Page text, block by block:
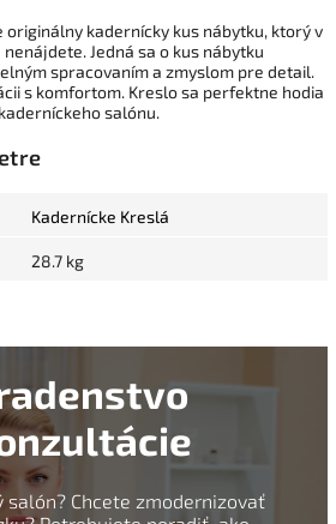
originálny kadernícky kus nábytku, ktorý v
nenájdete. Jedná sa o kus nábytku
spracovaním a zmyslom pre detail.
s komfortom. Kreslo sa perfektne hodia
salónu.
Kadernícke Kreslá
28.7 kg
salón? Chcete zmodernizovať